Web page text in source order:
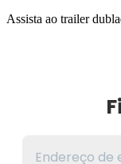
Assista ao trailer